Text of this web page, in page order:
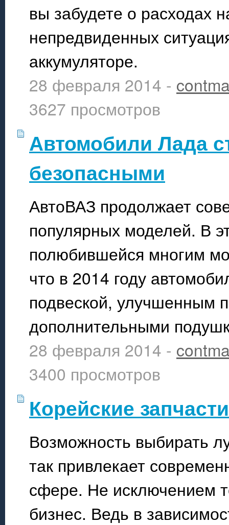
вы забудете о расходах
непредвиденных
аккумуляторе.
28 февраля 2014 -
3627 просмотров
Автомобили Лада
безопасными
АвтоВАЗ продолжает
популярных моделей. В
полюбившейся многим
что в 2014 году
подвеской, улучшенным
дополнительными
28 февраля 2014 -
3400 просмотров
Корейские
Возможность выбирать
так привлекает
сфере. Не исключением
бизнес. Ведь в